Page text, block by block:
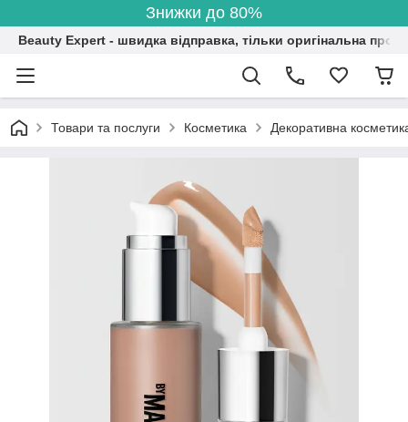
Знижки до 80%
Beauty Expert - швидка відправка, тільки оригінальна
Товари та послуги Косметика Декоративна